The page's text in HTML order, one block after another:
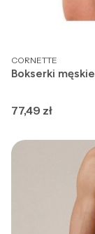
PRODUCENT
CORNETTE
Cena
77,49 zł